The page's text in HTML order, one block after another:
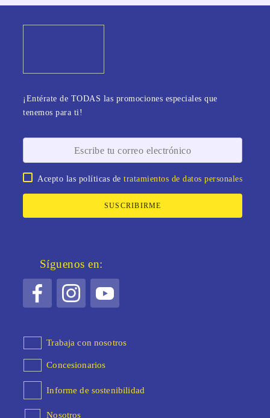
¡Entérate de TODAS las promociones especiales que
tenemos para ti!
Acepto las políticas detratamientos de datos personales
SUSCRIBIRME
Síguenos en:
Trabaja con nosotros
Concesionarios
Informe de sostenibilidad
Nosotros